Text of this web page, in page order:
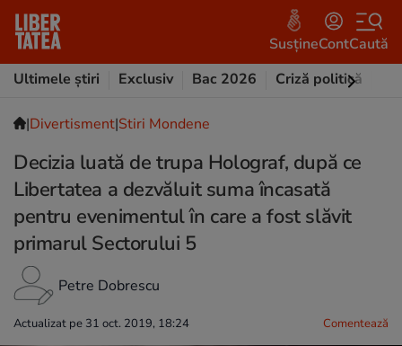
SusțineContCaută
Ultimele știri
Exclusiv Bac 2026 Criză politică
|Divertisment|Stiri Mondene
Decizia luată de trupa Holograf, după ce
Libertatea a dezvăluit suma încasată
pentru evenimentul în care a fost slăvit
primarul Sectorului 5
Petre Dobrescu
Actualizat pe 31 oct. 2019, 18:24 Comentează